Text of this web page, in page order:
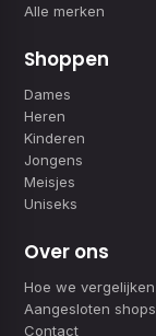
Alle merken
Shoppen
Dames
Heren
Kinderen
Jongens
Meisjes
Uniseks
Over ons
Hoe we vergelijken
Aangesloten shops
Contact